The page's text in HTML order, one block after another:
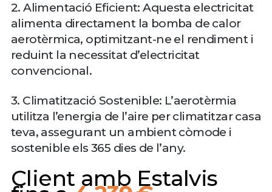
2. Alimentació Eficient: Aquesta electricitat
alimenta directament la bomba de calor
aerotèrmica, optimitzant-ne el rendiment i
reduint la necessitat d’electricitat
convencional.
3. Climatització Sostenible: L’aerotèrmia
utilitza l’energia de l’aire per climatitzar casa
teva, assegurant un ambient còmode i
sostenible els 365 dies de l’any.
Client amb Estalvis